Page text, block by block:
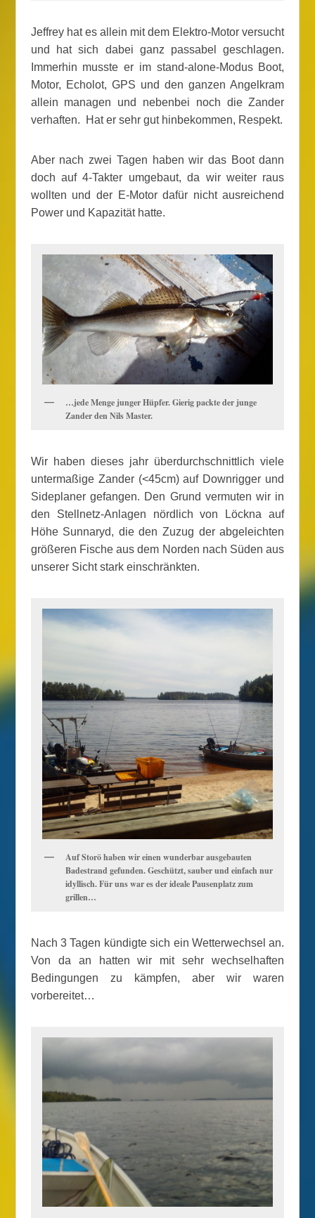
Jeffrey hat es allein mit dem Elektro-Motor versucht
und hat sich dabei ganz passabel geschlagen.
Immerhin musste er im stand-alone-Modus Boot,
Motor, Echolot, GPS und den ganzen Angelkram
allein managen und nebenbei noch die Zander
verhaften. Hat er sehr gut hinbekommen, Respekt.
Aber nach zwei Tagen haben wir das Boot dann
doch auf 4-Takter umgebaut, da wir weiter raus
wollten und der E-Motor dafür nicht ausreichend
Power und Kapazität hatte.
…jede Menge junger Hüpfer. Gierig packte der junge
Zander den Nils Master.
Wir haben dieses jahr überdurchschnittlich viele
untermaßige Zander (<45cm) auf Downrigger und
Sideplaner gefangen. Den Grund vermuten wir in
den Stellnetz-Anlagen nördlich von Löckna auf
Höhe Sunnaryd, die den Zuzug der abgeleichten
größeren Fische aus dem Norden nach Süden aus
unserer Sicht stark einschränkten.
Auf Storö haben wir einen wunderbar ausgebauten
Badestrand gefunden. Geschützt, sauber und einfach nur
idyllisch. Für uns war es der ideale Pausenplatz zum
grillen…
Nach 3 Tagen kündigte sich ein Wetterwechsel an.
Von da an hatten wir mit sehr wechselhaften
Bedingungen zu kämpfen, aber wir waren
vorbereitet…